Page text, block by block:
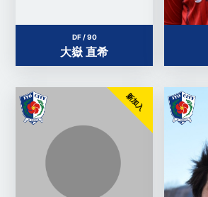
DF / 90
大嶽 直希
新加入